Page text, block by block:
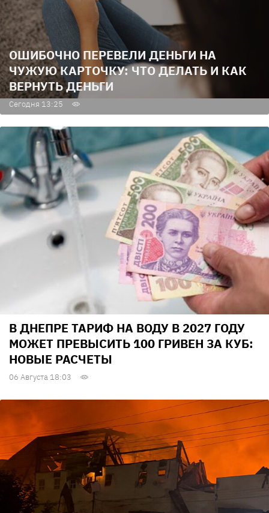
ОШИБОЧНО ПЕРЕВЕЛИ ДЕНЬГИ НА
ЧУЖУЮ КАРТОЧКУ: ЧТО ДЕЛАТЬ И КАК
ВЕРНУТЬ ДЕНЬГИ
Сегодня 13:25
В ДНЕПРЕ ТАРИФ НА ВОДУ В 2027 ГОДУ
МОЖЕТ ПРЕВЫСИТЬ 100 ГРИВЕН ЗА КУБ:
НОВЫЕ РАСЧЕТЫ
06 Августа 18:03